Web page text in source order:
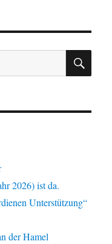
2026) ist da.
Unterstützung“
der Hamel